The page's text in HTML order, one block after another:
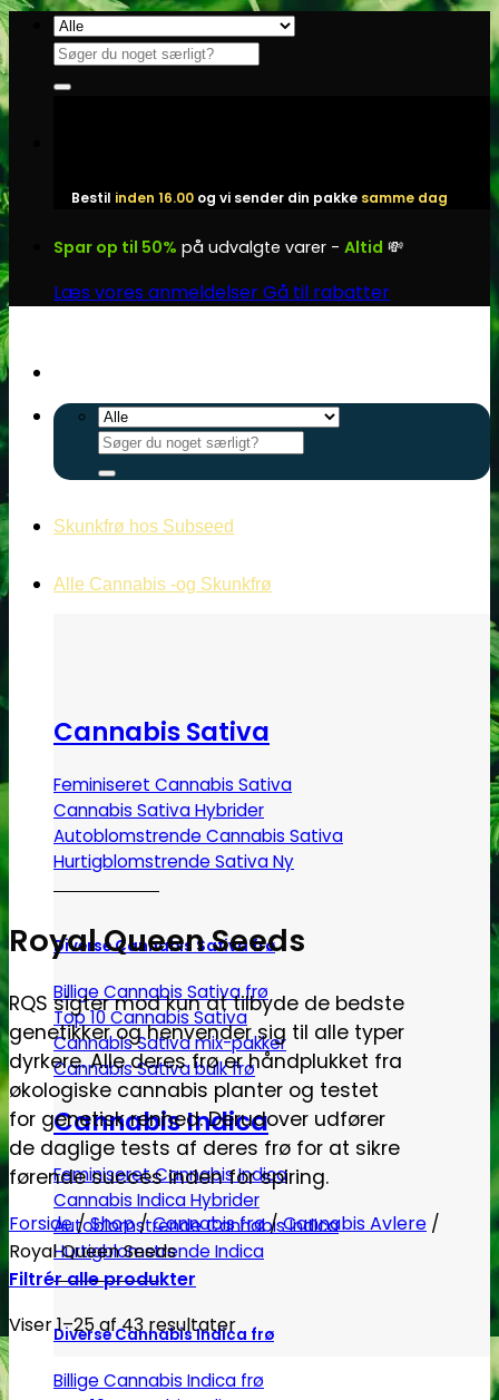
Fortsæt
indhold
Søg
efter:
Bestil inden 16.00 og vi sender din pakke samme dag
Spar op til 50% på udvalgte varer - Altid 💸
Læs vores anmeldelserGå til rabatter
Søg
efter:
Skunkfrø hos Subseed
Alle Cannabis -og Skunkfrø
Cannabis Sativa
Feminiseret Cannabis Sativa
Cannabis Sativa Hybrider
Autoblomstrende Cannabis Sativa
Hurtigblomstrende Sativa
Diverse Cannabis Sativa frø
Billige Cannabis Sativa frø
Top 10 Cannabis Sativa
Cannabis Sativa mix-pakker
Cannabis Sativa bulk frø
Cannabis Indica
Feminiseret Cannabis Indica
Cannabis Indica Hybrider
Autoblomstrende Cannabis Indica
Hurtigblomstrende Indica
Diverse Cannabis Indica frø
Billige Cannabis Indica frø
Royal Queen Seeds
RQS sigter mod kun at tilbyde de bedste
genetikker og henvender sig til alle typer
dyrkere. Alle deres frø er håndplukket fra
økologiske cannabis planter og testet
for genetisk renhed. Derudover udfører
de daglige tests af deres frø for at sikre
førende succes inden for spiring.
Forside/Shop/Cannabis frø/Cannabis Avlere /
Royal Queen Seeds
Filtrér alle produkter
Viser 1–25 af 43 resultater